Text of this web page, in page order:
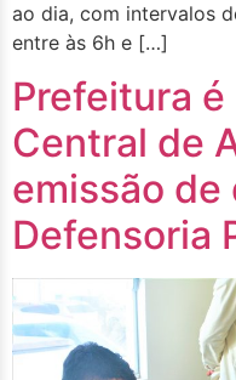
ao dia, com intervalos
entre às 6h e […]
Prefeitura
Central de
emissão
Defensoria